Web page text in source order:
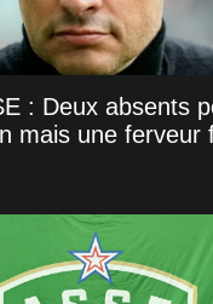
: Deux absents
mais une ferveur